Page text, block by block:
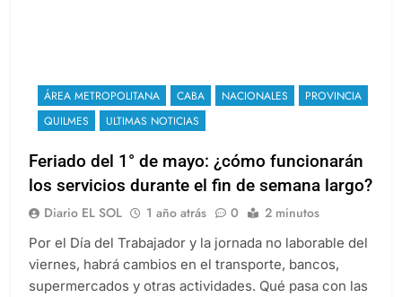
ÁREA METROPOLITANA CABA NACIONALES
PROVINCIA
QUILMES
ULTIMAS NOTICIAS
Feriado del 1° de mayo: ¿cómo funcionarán
los servicios durante el fin de semana largo?
Diario EL SOL 1 año atrás 0 2 minutos
Por el Día del Trabajador y la jornada no laborable del
viernes, habrá cambios en el transporte, bancos,
supermercados y otras actividades. Qué pasa con las